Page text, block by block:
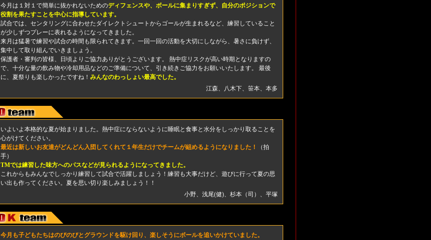
今月は１対１で簡単に抜かれないためのディフェンスや、ボールに集まりすぎず、自分のポジションで
役割を果たすことを中心に指導しています。
試合では、センタリングに合わせたダイレクトシュートからゴールが生まれるなど、練習していること
が少しずつプレーに表れるようになってきました。
来月は猛暑で練習や試合の時間も限られてきます。一回一回の活動を大切にしながら、暑さに負けず、
集中して取り組んでいきましょう。
保護者・審判の皆様、日頃よりご協力ありがとうございます。 熱中症リスクが高い時期となりますの
で、十分な量の飲み物や冷却用品などのご準備について、引き続きご協力をお願いいたします。 最後
に、夏祭りも楽しかったですね！ みんなのわっしょい最高でした。
江森、八木下、笹本、本多
いよいよ本格的な夏が始まりました。熱中症にならないように睡眠と食事と水分をしっかり取ることを
心がけてください。
最近は新しいお友達がどんどん入団してくれて１年生だけでチームが組めるようになりました！
（拍
手）
TMでは練習した味方へのパスなどが見られるようになってきました。
これからもみんなでしっかり練習して試合で活躍しましょう！練習も大事だけど、遊びに行って夏の思
い出も作ってください。夏を思い切り楽しみましょう！！
小野、浅尾(健)、杉本（司）、平塚
今月も子どもたちはのびのびとグラウンドを駆け回り、楽しそうにボールを追いかけていました。